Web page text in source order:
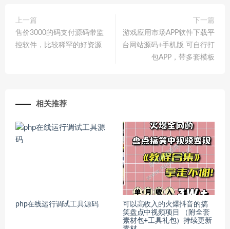
上一篇
售价3000的码支付源码带监
控软件，比较稀罕的好资源
下一篇
游戏应用市场APP软件下载平
台网站源码+手机版 可自行打
包APP，带多套模板
相关推荐
php在线运行调试工具源码
可以高收入的火爆抖音的搞
笑盘点中视频项目 （附全套
素材包+工具礼包）持续更新